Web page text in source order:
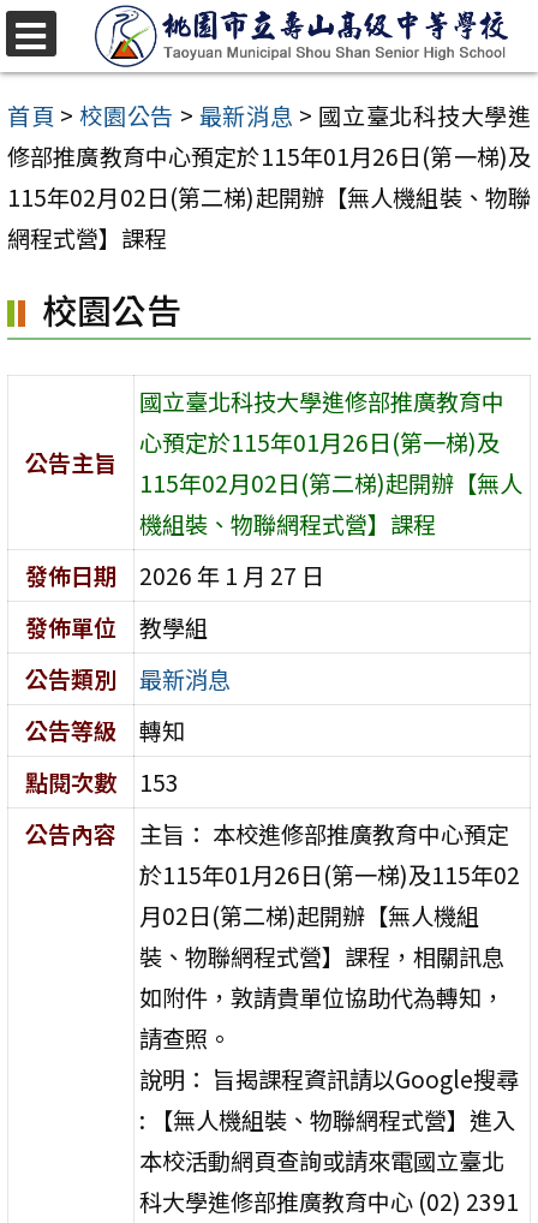
跳
至
主
要
內
容
首頁 > 校園公告 > 最新消息 > 國立臺北科技大學進
修部推廣教育中心預定於115年01月26日(第一梯)及
115年02月02日(第二梯)起開辦【無人機組裝、物聯
網程式營】課程
校園公告
公告主旨
國立臺北科技大學進修部推廣教育中
心預定於115年01月26日(第一梯)及
115年02月02日(第二梯)起開辦【無人
機組裝、物聯網程式營】課程
發佈日期
2026 年 1 月 27 日
發佈單位
教學組
公告類別
最新消息
公告等級
轉知
點閱次數
153
公告內容
主旨： 本校進修部推廣教育中心預定
於115年01月26日(第一梯)及115年02
月02日(第二梯)起開辦【無人機組
裝、物聯網程式營】課程，相關訊息
如附件，敦請貴單位協助代為轉知，
請查照。
說明： 旨揭課程資訊請以Google搜尋
: 【無人機組裝、物聯網程式營】進入
本校活動網頁查詢或請來電國立臺北
科大學進修部推廣教育中心 (02) 2391
選
單